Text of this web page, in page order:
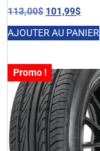
113,00$ 101,99$
AJOUTER AU PANIER
Promo !